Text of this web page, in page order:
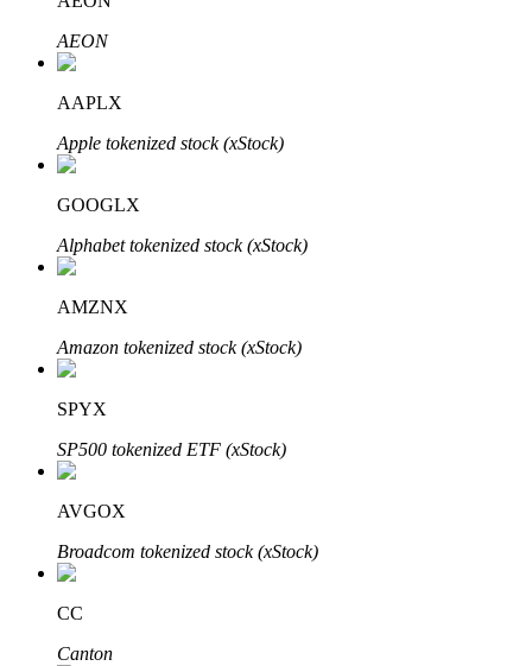
الاستثمار التلقائي
احصل على أرباح طويلة الأجل وفوائد مرنة
تعلم الستاكينغ
AEON
AAPLX
Apple tokenized stock (xStock)
GOOGLX
Alphabet tokenized stock (xStock)
AMZNX
Amazon tokenized stock (xStock)
SPYX
SP500 tokenized ETF (xStock)
AVGOX
Broadcom tokenized stock (xStock)
CC
Canton